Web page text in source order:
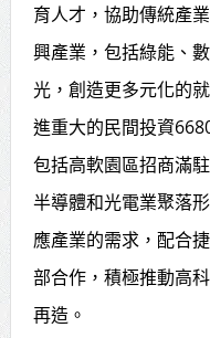
育人才，協助傳統產
興產業，包括綠能、
光，創造更多元化的
進重大的民間投資
包括高軟園區招商滿
半導體和光電業聚落
應產業的需求，配合
部合作，積極推動高
再造。